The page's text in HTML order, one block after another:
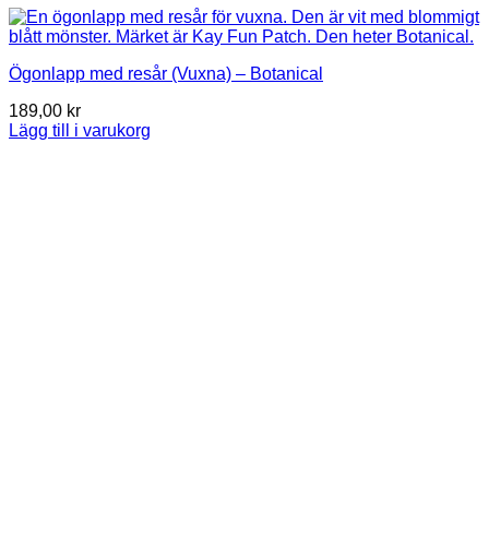
Ögonlapp med resår (Vuxna) – Botanical
189,00 kr
Lägg till i varukorg